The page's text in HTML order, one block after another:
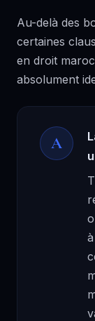
Au-delà des
certaines
en droit
absolument
A